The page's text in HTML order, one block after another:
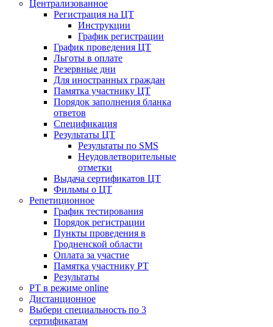
Централизованное
Регистрация на ЦТ
Инструкции
График регистрации
График проведения ЦТ
Льготы в оплате
Резервные дни
Для иностранных граждан
Памятка участнику ЦТ
Порядок заполнения бланка
ответов
Спецификация
Результаты ЦТ
Результаты по SMS
Неудовлетворительные
отметки
Выдача сертификатов ЦТ
Фильмы о ЦТ
Репетиционное
График тестирования
Порядок регистрации
Пункты проведения в
Гродненской области
Оплата за участие
Памятка участнику РТ
Результаты
РТ в режиме online
Дистанционное
Выбери специальность по 3
сертификатам